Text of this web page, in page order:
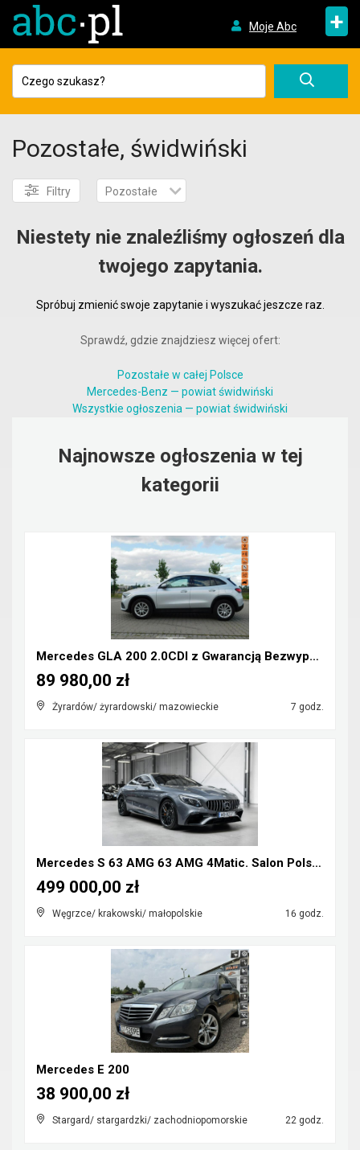
Moje Abc +
Pozostałe, świdwiński
Filtry Pozostałe
Niestety nie znaleźliśmy ogłoszeń dla
twojego zapytania.
Spróbuj zmienić swoje zapytanie i wyszukać jeszcze raz.
Sprawdź, gdzie znajdziesz więcej ofert:
Pozostałe w całej Polsce
Mercedes-Benz — powiat świdwiński
Wszystkie ogłoszenia — powiat świdwiński
Najnowsze ogłoszenia w tej
kategorii
Mercedes GLA 200 2.0CDI z Gwarancją Bezwypadkowy
Żyrardów/ żyrardowski/ mazowieckie 7 godz.
89 980,00 zł
Mercedes S 63 AMG 63 AMG 4Matic. Salon Polska. Lif...
Węgrzce/ krakowski/ małopolskie 16 godz.
499 000,00 zł
Mercedes E 200
Stargard/ stargardzki/ zachodniopomorskie 22 godz.
38 900,00 zł